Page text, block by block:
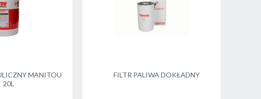
MANITOU
20L
FILTR PALIWA DOKŁADNY